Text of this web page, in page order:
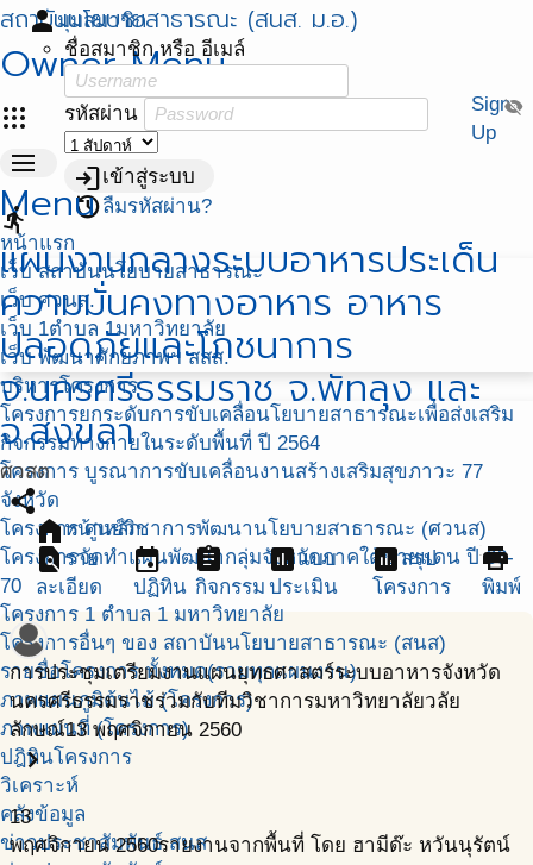
สถาบันนโยบายสาธารณะ (สนส. ม.อ.)
Owner Menu
apps
personมุมสมาชิก
ชื่อสมาชิก หรือ อีเมล์
รหัสผ่าน visibility_off
loginเข้าสู่ระบบ
restoreลืมรหัสผ่าน?
Sign
Up
menu
Menu
หน้าแรก
เว็บ สถาบันนโยบายสาธารณะ
เว็บ ศวนส.
เว็บ 1ตำบล 1มหาวิทยาลัย
เว็บ พัฒนาศักยภาพฯ สสส.
บริหารโครงการ
โครงการยกระดับการขับเคลื่อนโยบายสาธารณะเพื่อส่งเสริม
กิจกรรมทางกายในระดับพื้นที่ ปี 2564
โครงการ บูรณาการขับเคลื่อนงานสร้างเสริมสุขภาวะ 77
จังหวัด
โครงการ ศูนย์วิชาการพัฒนานโยบายสาธารณะ (ศวนส)
โครงการจัดทำแผนพัฒนากลุ่มจังหวัดภาคใต้ชายแดน ปี 66-
70
โครงการ 1 ตำบล 1 มหาวิทยาลัย
โครงการอื่นๆ ของ สถาบันนโยบายสาธารณะ (สนส)
รายชื่อโครงการ ทั้งหมด(รวมทุกแผนงาน)
ภาพแผนภูมิต้นไม้ (โครงการ)
ภาพแผนที่ (โครงการ)
ปฎิทินโครงการ
วิเคราะห์
คลังข้อมูล
ข่าวประชาสัมพันธ์ สนส
directions_run
แผนงานกลางระบบอาหารประเด็น
ความมั่นคงทางอาหาร อาหาร
ปลอดภัยและโภชนาการ
จ.นครศรีธรรมราช จ.พัทลุง และ
จ.สงขลา
ศวสต
share
homeหน้าหลัก
find_in_pageราย
ละเอียด
event
ปฏิทิน
assignment
กิจกรรม
assessmentแบบ
ประเมิน
assessmentสรุป
โครงการ
print
พิมพ์
การประชุมเตรียมงานแผนยุทธศาสตร์ระบบอาหารจังหวัด
นครศรีธรรมราชร่วมกับทีมวิชาการมหาวิทยาลัยวลัย
ลักษณ์13 พฤศจิกายน 2560
chevron_right
13
พฤศจิกายน 2560รายงานจากพื้นที่ โดย ฮามีด๊ะ หวันนุรัตน์